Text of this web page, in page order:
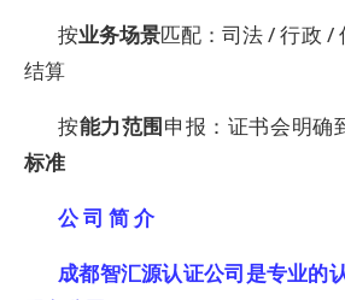
按业务场景匹配：司法 / 行政 /
结算
按能力范围申报：证书会明确
标准
公 司 简 介
成都智汇源认证公司是专业的